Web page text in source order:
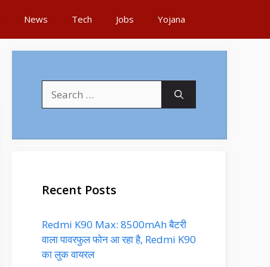
News Tech Jobs Yojana
for:
Recent Posts
Redmi K90 Max: 8500mAh बैटरी
वाला पावरफुल फोन आ रहा है, Redmi K90
का लुक वायरल